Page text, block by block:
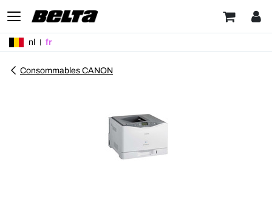
nl fr
Consommables CANON